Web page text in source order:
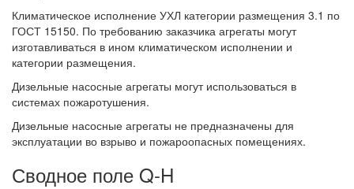
Климатическое исполнение УХЛ категории размещения 3.1 по
ГОСТ 15150. По требованию заказчика агрегаты могут
изготавливаться в ином климатическом исполнении и
категории размещения.
Дизельные насосные агрегаты могут использоваться в
системах пожаротушения.
Дизельные насосные агрегаты не предназначены для
эксплуатации во взрыво и пожароопасных помещениях.
Сводное поле Q-H